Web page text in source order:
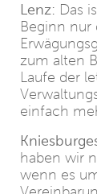
Lenz: Das
Beginn nur
zum alten
Laufe der
einfach
haben wir
wenn es